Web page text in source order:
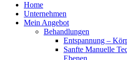
Home
Unternehmen
Mein Angebot
Behandlungen
Entspannung –
Sanfte Manuelle
Ebenen